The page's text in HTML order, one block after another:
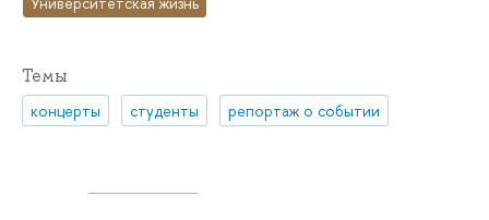
Темы
концерты студенты репортаж о событии